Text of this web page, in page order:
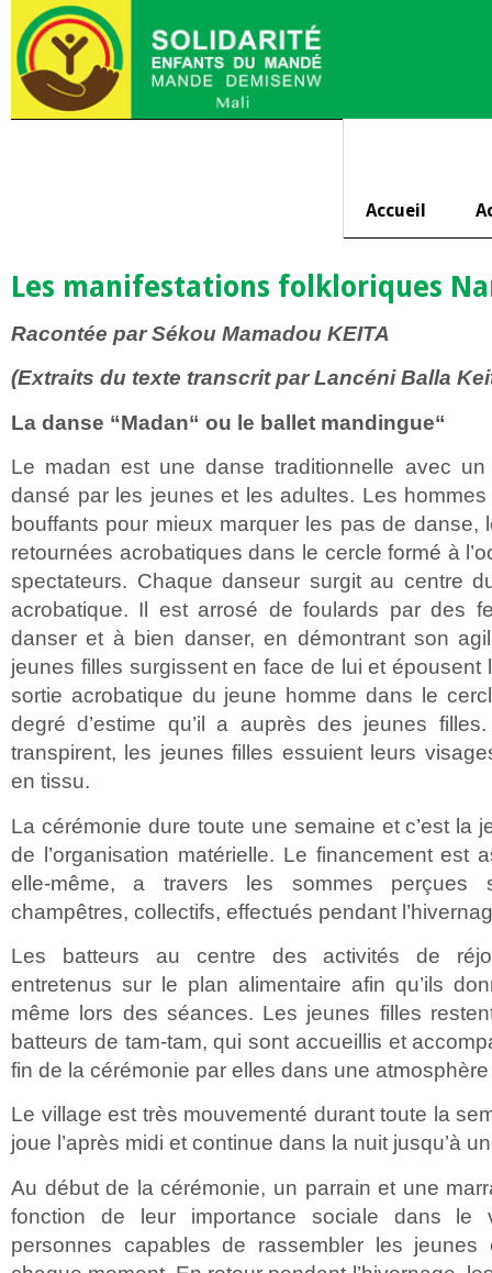
Accueil
Les manifestations folkloriques
Racontée par Sékou Mamadou KEITA
(Extraits du texte transcrit par Lancéni Balla
La danse “Madan“ ou le ballet mandingue“
Le madan est une danse traditionnelle avec
dansé par les jeunes et les adultes. Les
bouffants pour mieux marquer les pas de danse,
retournées acrobatiques dans le cercle formé à
spectateurs. Chaque danseur surgit au centre
acrobatique. Il est arrosé de foulards par des
danser et à bien danser, en démontrant son
jeunes filles surgissent en face de lui et épousent
sortie acrobatique du jeune homme dans le
degré d’estime qu’il a auprès des jeunes
transpirent, les jeunes filles essuient leurs
en tissu.
La cérémonie dure toute une semaine et c’est la
de l’organisation matérielle. Le financement est
elle-même, a travers les sommes perçues
champêtres, collectifs, effectués pendant
Les batteurs au centre des activités de
entretenus sur le plan alimentaire afin qu’ils
même lors des séances. Les jeunes filles
batteurs de tam-tam, qui sont accueillis et
fin de la cérémonie par elles dans une
Le village est très mouvementé durant toute la
joue l’après midi et continue dans la nuit jusqu’à
Au début de la cérémonie, un parrain et une
fonction de leur importance sociale dans le
personnes capables de rassembler les